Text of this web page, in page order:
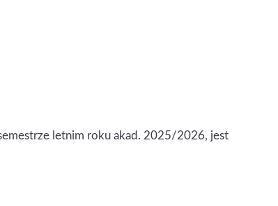
letnim roku akad. 2025/2026, jest